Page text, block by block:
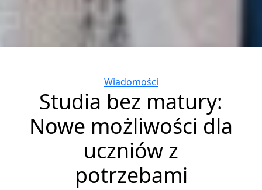
Categories
Wiadomości
Studia bez matury:
Nowe możliwości dla
uczniów z
potrzebami